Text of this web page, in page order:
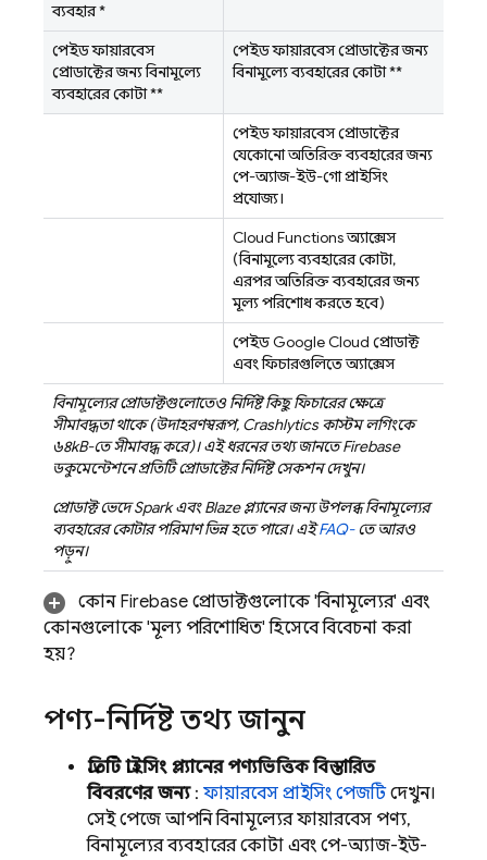
ব্যবহার*
পেইড ফায়ারবেস
প্রোডাক্টের জন্য বিনামূল্যে
ব্যবহারের কোটা**
পেইড ফায়ারবেস প্রোডাক্টের জন্য
বিনামূল্যে ব্যবহারের কোটা**
পেইড ফায়ারবেস প্রোডাক্টের
যেকোনো অতিরিক্ত ব্যবহারের জন্য
পে-অ্যাজ-ইউ-গো প্রাইসিং
প্রযোজ্য।
Cloud Functionsঅ্যাক্সেস
(বিনামূল্যে ব্যবহারের কোটা,
এরপর অতিরিক্ত ব্যবহারের জন্য
মূল্য পরিশোধ করতে হবে)
পেইডGoogle Cloud প্রোডাক্ট
এবং ফিচারগুলিতে অ্যাক্সেস
বিনামূল্যের প্রোডাক্টগুলোতেও নির্দিষ্ট কিছু ফিচারের ক্ষেত্রে
সীমাবদ্ধতা থাকে (উদাহরণস্বরূপ, Crashlyticsকাস্টম লগিংকে
৬৪kB-তে সীমাবদ্ধ করে)। এই ধরনের তথ্য জানতে Firebase
ডকুমেন্টেশনে প্রতিটি প্রোডাক্টের নির্দিষ্ট সেকশন দেখুন।
প্রোডাক্ট ভেদে Spark এবং Blaze প্ল্যানের জন্য উপলব্ধ বিনামূল্যের
ব্যবহারের কোটার পরিমাণ ভিন্ন হতে পারে। এইFAQ-তে আরও
পড়ুন।
কোন Firebase প্রোডাক্টগুলোকে 'বিনামূল্যের' এবং
কোনগুলোকে 'মূল্য পরিশোধিত' হিসেবে বিবেচনা করা
হয়?
পণ্য-নির্দিষ্ট তথ্য জানুন
প্রতিটি প্রাইসিং প্ল্যানের পণ্যভিত্তিক বিস্তারিত
বিবরণের জন্য: ফায়ারবেস প্রাইসিং পেজটিদেখুন।
সেই পেজে আপনি বিনামূল্যের ফায়ারবেস পণ্য,
বিনামূল্যের ব্যবহারের কোটা এবং পে-অ্যাজ-ইউ-